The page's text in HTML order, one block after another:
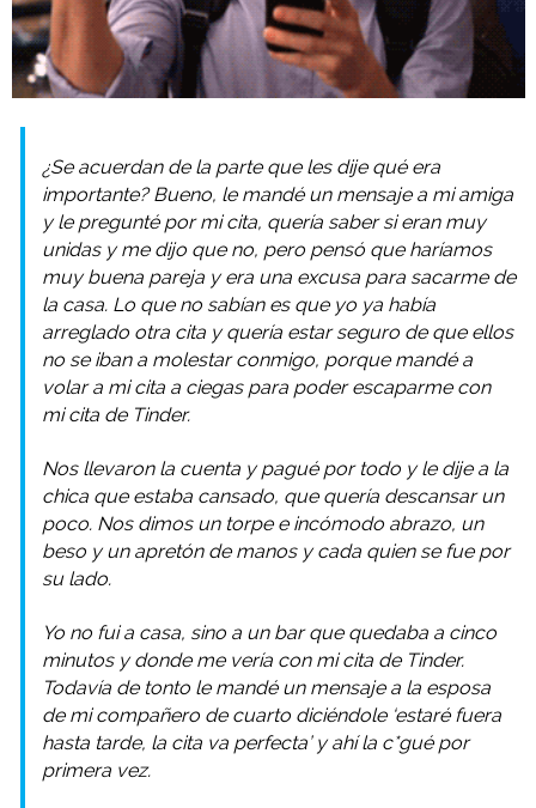
¿Se acuerdan de la parte que les dije qué era
importante? Bueno, le mandé un mensaje a mi amiga
y le pregunté por mi cita, quería saber si eran muy
unidas y me dijo que no, pero pensó que haríamos
muy buena pareja y era una excusa para sacarme de
la casa. Lo que no sabían es que yo ya había
arreglado otra cita y quería estar seguro de que ellos
no se iban a molestar conmigo, porque mandé a
volar a mi cita a ciegas para poder escaparme con
mi cita de Tinder.
Nos llevaron la cuenta y pagué por todo y le dije a la
chica que estaba cansado, que quería descansar un
poco. Nos dimos un torpe e incómodo abrazo, un
beso y un apretón de manos y cada quien se fue por
su lado.
Yo no fui a casa, sino a un bar que quedaba a cinco
minutos y donde me vería con mi cita de Tinder.
Todavía de tonto le mandé un mensaje a la esposa
de mi compañero de cuarto diciéndole ‘estaré fuera
hasta tarde, la cita va perfecta’ y ahí la c*gué por
primera vez.